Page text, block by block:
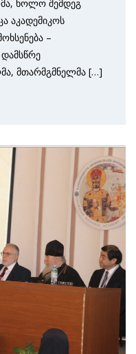
ხოლო შემდეგ
აკადემიკოს
–
მთარმგმნელმა […]